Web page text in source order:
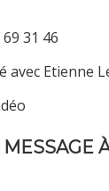
31 46
avec Etienne